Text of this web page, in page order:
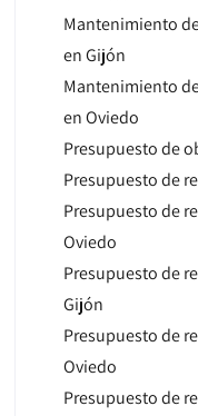
Mantenimiento
en Gijón
Mantenimiento
en Oviedo
Presupuesto de
Presupuesto de
Presupuesto de
Oviedo
Presupuesto de
Gijón
Presupuesto de
Oviedo
Presupuesto de